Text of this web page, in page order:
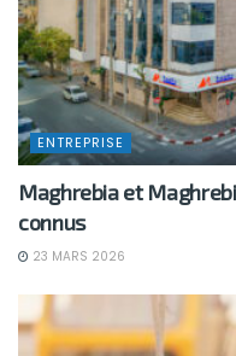
ENTREPRISE
Maghrebia et
connus
23 MARS 2026